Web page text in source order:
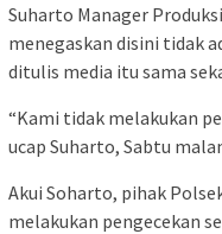
Suharto Manager
menegaskan disini tidak
ditulis media itu sama
“Kami tidak melakukan
ucap Suharto, Sabtu
Akui Soharto, pihak
melakukan pengecekan